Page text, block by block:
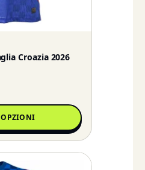
Croazia 2026
OPZIONI